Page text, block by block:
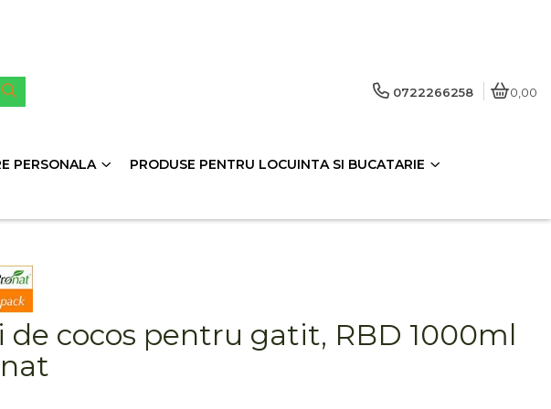
0722266258 0,00
PERSONALA PRODUSE PENTRU LOCUINTA SI BUCATARIE
de cocos pentru gatit, RBD 1000ml